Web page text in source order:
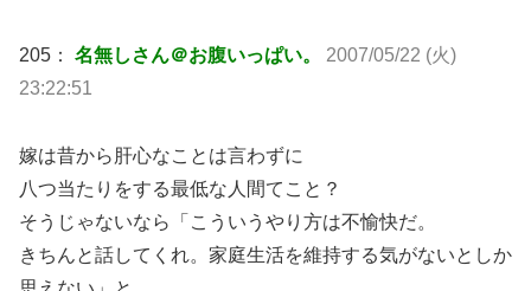
205： 名無しさん＠お腹いっぱい。 2007/05/22 (火)
23:22:51
嫁は昔から肝心なことは言わずに
八つ当たりをする最低な人間てこと？
そうじゃないなら「こういうやり方は不愉快だ。
きちんと話してくれ。家庭生活を維持する気がないとしか